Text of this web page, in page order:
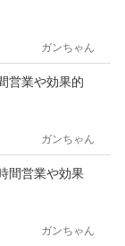
ガンちゃん
営業や効果的
ガンちゃん
間営業や効果
ガンちゃん